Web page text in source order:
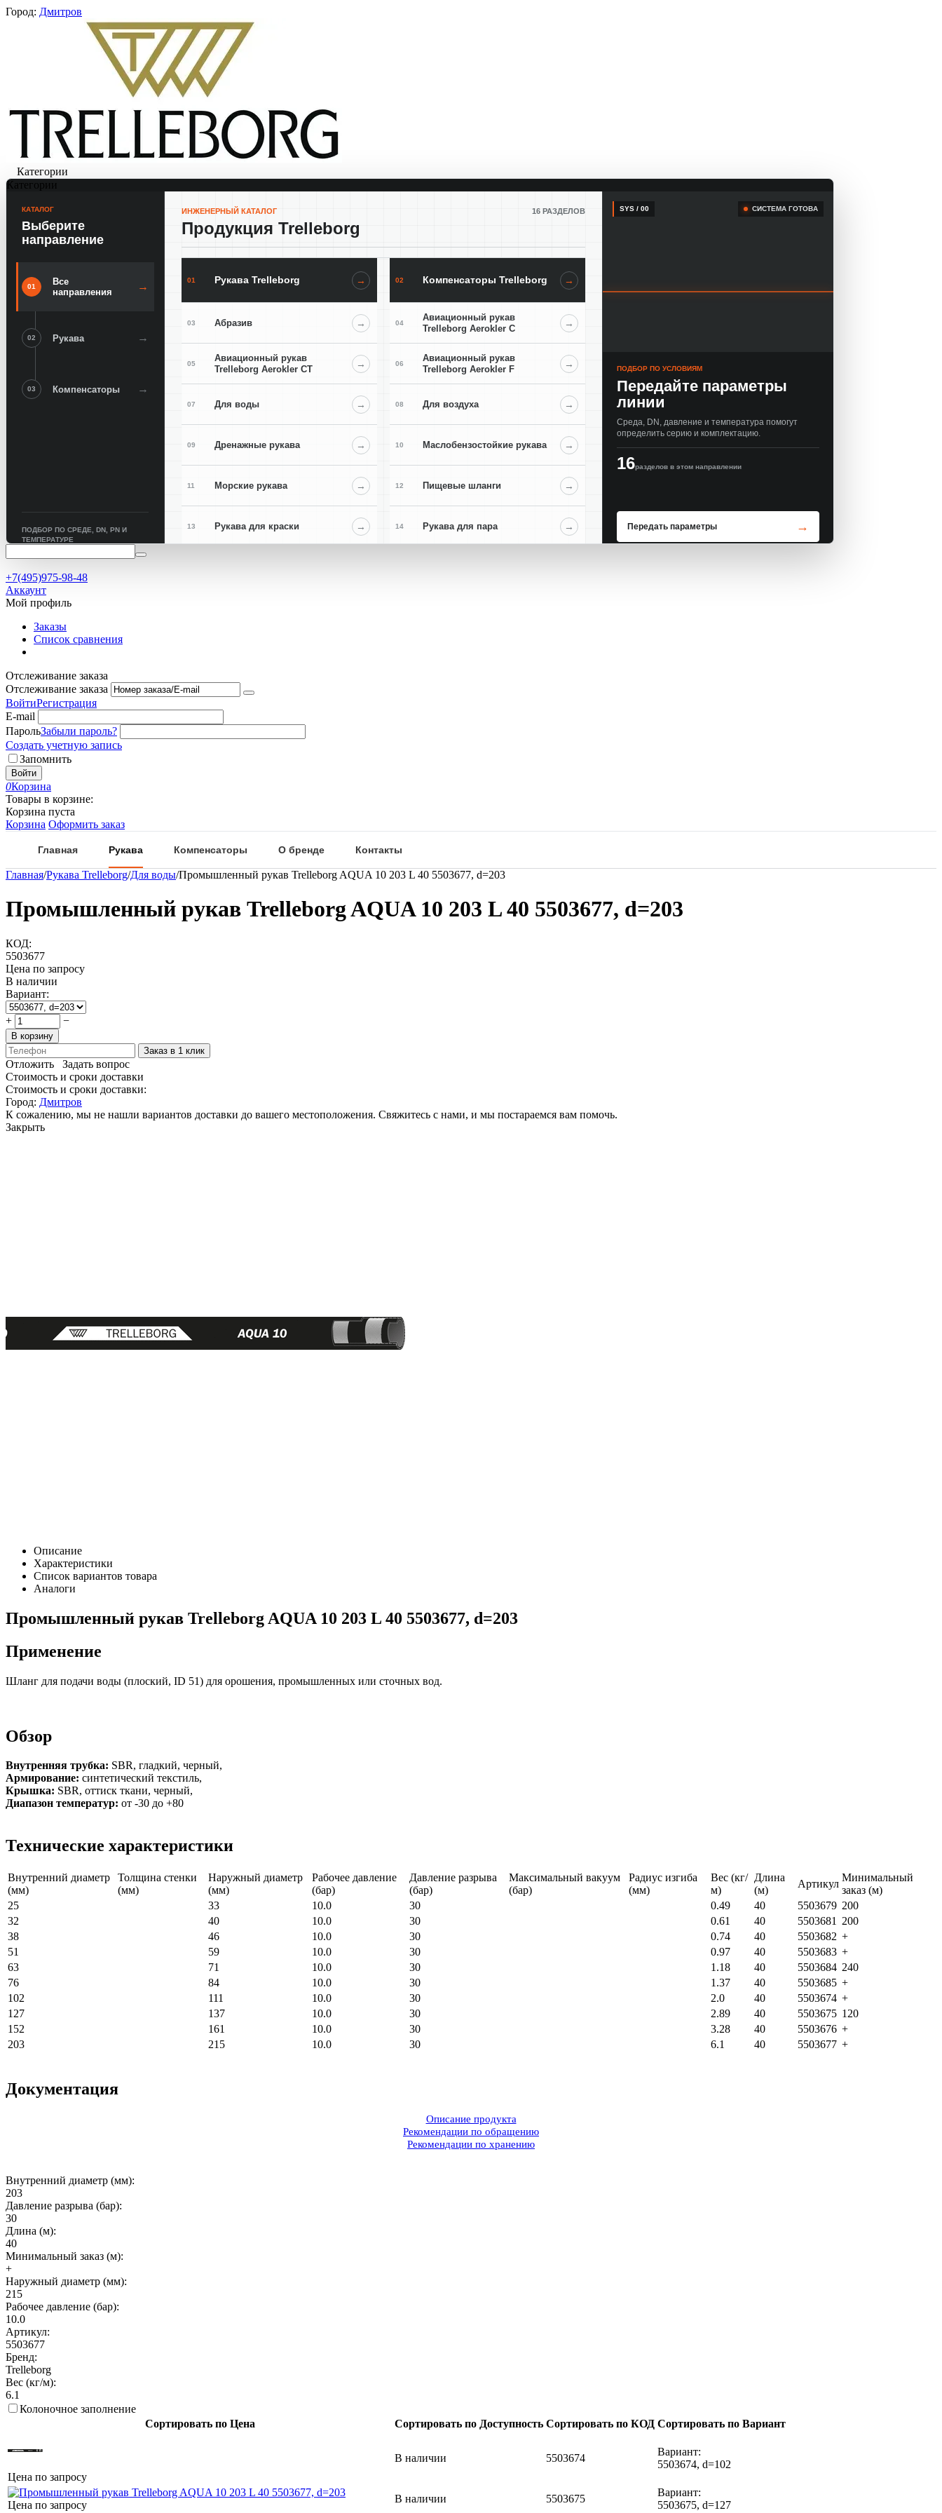
Город: Дмитров
Категории
Категории
КАТАЛОГ
Выберите
направление
01
Все
направления
→
02 Рукава →
03 Компенсаторы →
ПОДБОР ПО СРЕДЕ, DN, PN И
ТЕМПЕРАТУРЕ
ИНЖЕНЕРНЫЙ КАТАЛОГ
Продукция Trelleborg
16 РАЗДЕЛОВ
01 Рукава Trelleborg → 02 Компенсаторы Trelleborg →
03 Абразив → 04
Авиационный рукав
Trelleborg Aerokler C
→
05
Авиационный рукав
Trelleborg Aerokler CT
→ 06
Авиационный рукав
Trelleborg Aerokler F
→
07 Для воды → 08 Для воздуха →
09 Дренажные рукава → 10 Маслобензостойкие рукава →
11 Морские рукава → 12 Пищевые шланги →
13 Рукава для краски → 14 Рукава для пара →
SYS / 00 СИСТЕМА ГОТОВА
ПОДБОР ПО УСЛОВИЯМ
Передайте параметры
линии
Среда, DN, давление и температура помогут
определить серию и комплектацию.
16разделов в этом направлении
Передать параметры
+7(495)975-98-48
Аккаунт
Мой профиль
Заказы
Список сравнения
Отслеживание заказа
Отслеживание заказа
ВойтиРегистрация
E-mail
ПарольЗабыли пароль?
Создать учетную запись
Запомнить
Войти
0Корзина
Товары в корзине:
Корзина пуста
Корзина Оформить заказ
Главная Рукава Компенсаторы О бренде Контакты
Главная/Рукава Trelleborg/Для воды/Промышленный рукав Trelleborg AQUA 10 203 L 40 5503677, d=203
Промышленный рукав Trelleborg AQUA 10 203 L 40 5503677, d=203
КОД:
5503677
Цена по запросу
В наличии
Вариант:
+ −
В корзину
Заказ в 1 клик
Отложить
Задать вопрос
Стоимость и сроки доставки
Стоимость и сроки доставки:
Город: Дмитров
К сожалению, мы не нашли вариантов доставки до вашего местоположения. Свяжитесь с нами, и мы постараемся вам помочь.
Закрыть
Описание
Характеристики
Список вариантов товара
Аналоги
Промышленный рукав Trelleborg AQUA 10 203 L 40 5503677, d=203
Применение
Шланг для подачи воды (плоский, ID 51) для орошения, промышленных или сточных вод.
Обзор
Внутренняя трубка: SBR, гладкий, черный,
Армирование: синтетический текстиль,
Крышка: SBR, оттиск ткани, черный,
Диапазон температур: от -30 до +80
Технические характеристики
Внутренний диаметр
(мм)
Толщина стенки
(мм)
Наружный диаметр
(мм)
Рабочее давление
(бар)
Давление разрыва
(бар)
Максимальный вакуум
(бар)
Радиус изгиба
(мм)
Вес (кг/
м)
Длина
(м)
Артикул
Минимальный
заказ (м)
25
33 10.0 30 0.49 40 5503679 200
32
40 10.0 30 0.61 40 5503681
200
38
46 10.0 30 0.74 40 5503682 +
51
59 10.0 30 0.97 40 5503683 +
63
71 10.0 30 1.18 40 5503684 240
76
84 10.0 30 1.37 40 5503685 +
102
111 10.0 30 2.0 40 5503674 +
127
137 10.0 30 2.89 40 5503675 120
152
161 10.0 30 3.28 40 5503676 +
203
215 10.0 30 6.1 40 5503677 +
Документация
Описание продукта
Рекомендации по обращению
Рекомендации по хранению
Внутренний диаметр (мм):
203
Давление разрыва (бар):
30
Длина (м):
40
Минимальный заказ (м):
+
Наружный диаметр (мм):
215
Рабочее давление (бар):
10.0
Артикул:
5503677
Бренд:
Trelleborg
Вес (кг/м):
6.1
Колоночное заполнение
Сортировать по Цена
Сортировать по Доступность Сортировать по КОД Сортировать по Вариант
Цена по запросу
В наличии 5503674
Вариант:
5503674, d=102
Цена по запросу
В наличии 5503675
Вариант:
5503675, d=127